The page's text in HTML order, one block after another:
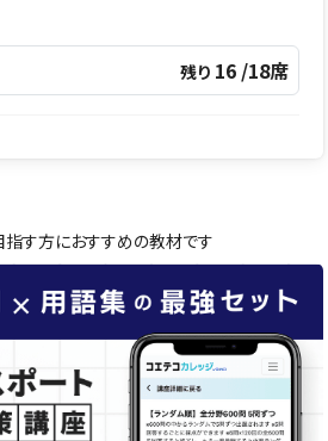
残り16 /18席
す方におすすめの教材です